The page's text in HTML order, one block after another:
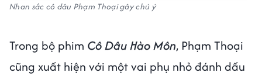
Nhan sắc cô dâu Phạm Thoại gây chú ý
Trong bộ phim Cô Dâu Hào Môn, Phạm Thoại
cũng xuất hiện với một vai phụ nhỏ đánh dấu